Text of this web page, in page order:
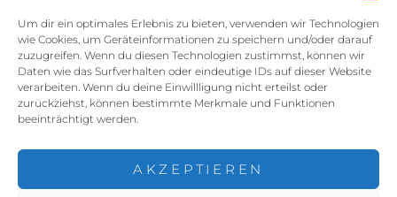
Um dir ein optimales Erlebnis zu bieten, verwenden wir Technologien
wie Cookies, um Geräteinformationen zu speichern und/oder darauf
zuzugreifen. Wenn du diesen Technologien zustimmst, können wir
Daten wie das Surfverhalten oder eindeutige IDs auf dieser Website
verarbeiten. Wenn du deine Einwillligung nicht erteilst oder
zurückziehst, können bestimmte Merkmale und Funktionen
beeinträchtigt werden.
AKZEPTIEREN
Impressum
Cookie-Richtlinie (EU)